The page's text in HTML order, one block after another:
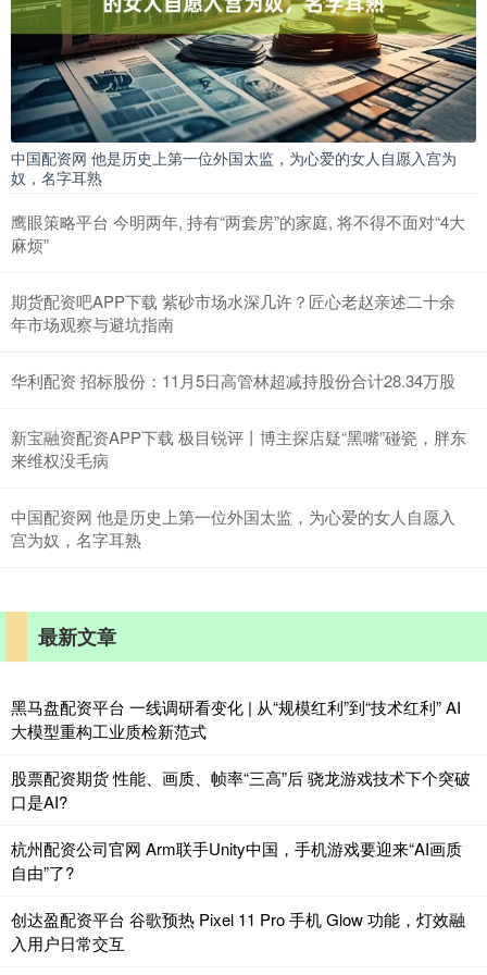
中国配资网 他是历史上第一位外国太监，为心爱的女人自愿入宫为
奴，名字耳熟
鹰眼策略平台 今明两年, 持有“两套房”的家庭, 将不得不面对“4大
麻烦”
期货配资吧APP下载 紫砂市场水深几许？匠心老赵亲述二十余
年市场观察与避坑指南
华利配资 招标股份：11月5日高管林超减持股份合计28.34万股
新宝融资配资APP下载 极目锐评丨博主探店疑“黑嘴”碰瓷，胖东
来维权没毛病
中国配资网 他是历史上第一位外国太监，为心爱的女人自愿入
宫为奴，名字耳熟
最新文章
黑马盘配资平台 一线调研看变化 | 从“规模红利”到“技术红利” AI
大模型重构工业质检新范式
股票配资期货 性能、画质、帧率“三高”后 骁龙游戏技术下个突破
口是AI?
杭州配资公司官网 Arm联手Unity中国，手机游戏要迎来“AI画质
自由”了?
创达盈配资平台 谷歌预热 Pixel 11 Pro 手机 Glow 功能，灯效融
入用户日常交互